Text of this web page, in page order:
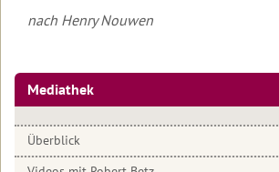
Events
Archiv
der
Botschaften
Welt
2021
den
Medien
Einleitung
Interviews
zum
Inspirationen
Einleitung
nach Henry Nouwen
Mediathek
Überblick